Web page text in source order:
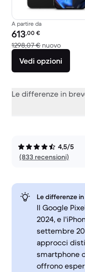
A partire da
Prezzo del ricondizionato:
613,00 €
1298,07 € nuovo
Vedi opzioni
Le differenze in
4,5/5
(833 recensioni)
Le differenze
Il Google
2024, e
settembre
approcci
smartphone
offrono